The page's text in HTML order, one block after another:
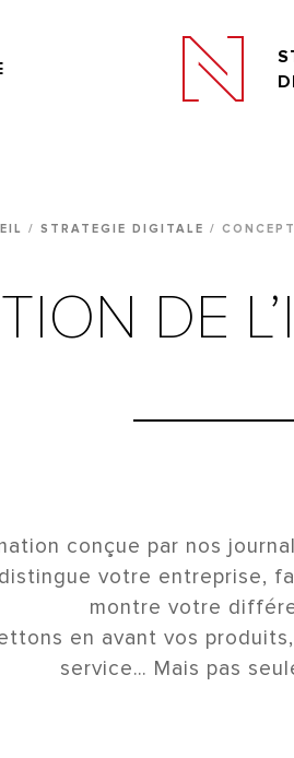
/ STRATEGIE DIGITALE /
DE
conçue par nos
votre entreprise,
montre votre
en avant vos
service… Mais pas